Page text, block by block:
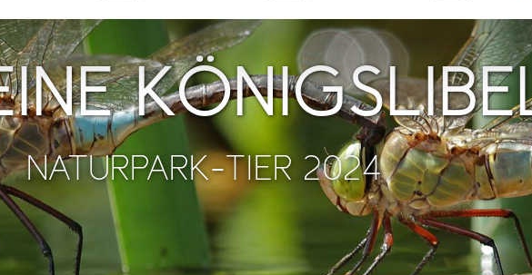
NATURPARK-TIER 2024